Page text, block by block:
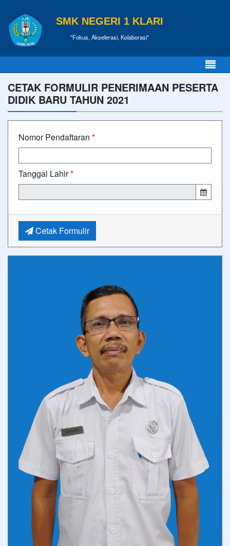
SMK NEGERI 1 KLARI
"Fokus, Akselerasi, Kolaborasi"
CETAK FORMULIR PENERIMAAN PESERTA
DIDIK BARU TAHUN 2021
Nomor Pendaftaran *
Tanggal Lahir*
Cetak Formulir